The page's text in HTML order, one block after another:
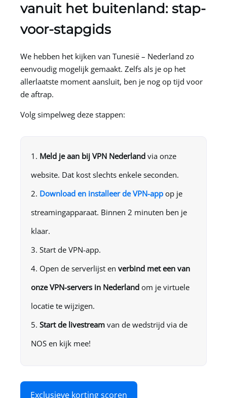
vanuit het buitenland: stap-
voor-stapgids
We hebben het kijken van Tunesië – Nederland zo
eenvoudig mogelijk gemaakt. Zelfs als je op het
allerlaatste moment aansluit, ben je nog op tijd voor
de aftrap.
Volg simpelweg deze stappen:
Meld je aan bij VPN Nederland via onze
website. Dat kost slechts enkele seconden.
Download en installeer de VPN-app op je
streamingapparaat. Binnen 2 minuten ben je
klaar.
Start de VPN-app.
Open de serverlijst en verbind met een van
onze VPN-servers in Nederland om je virtuele
locatie te wijzigen.
Start de livestream van de wedstrijd via de
NOS en kijk mee!
Exclusieve korting scoren